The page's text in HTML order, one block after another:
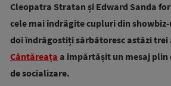
Cleopatra Stratan și Edward Sanda
cele mai îndrăgite cupluri din
doi îndrăgostiți sărbătoresc astăzi trei
Cântăreața a împărtășit un mesaj plin
de socializare.